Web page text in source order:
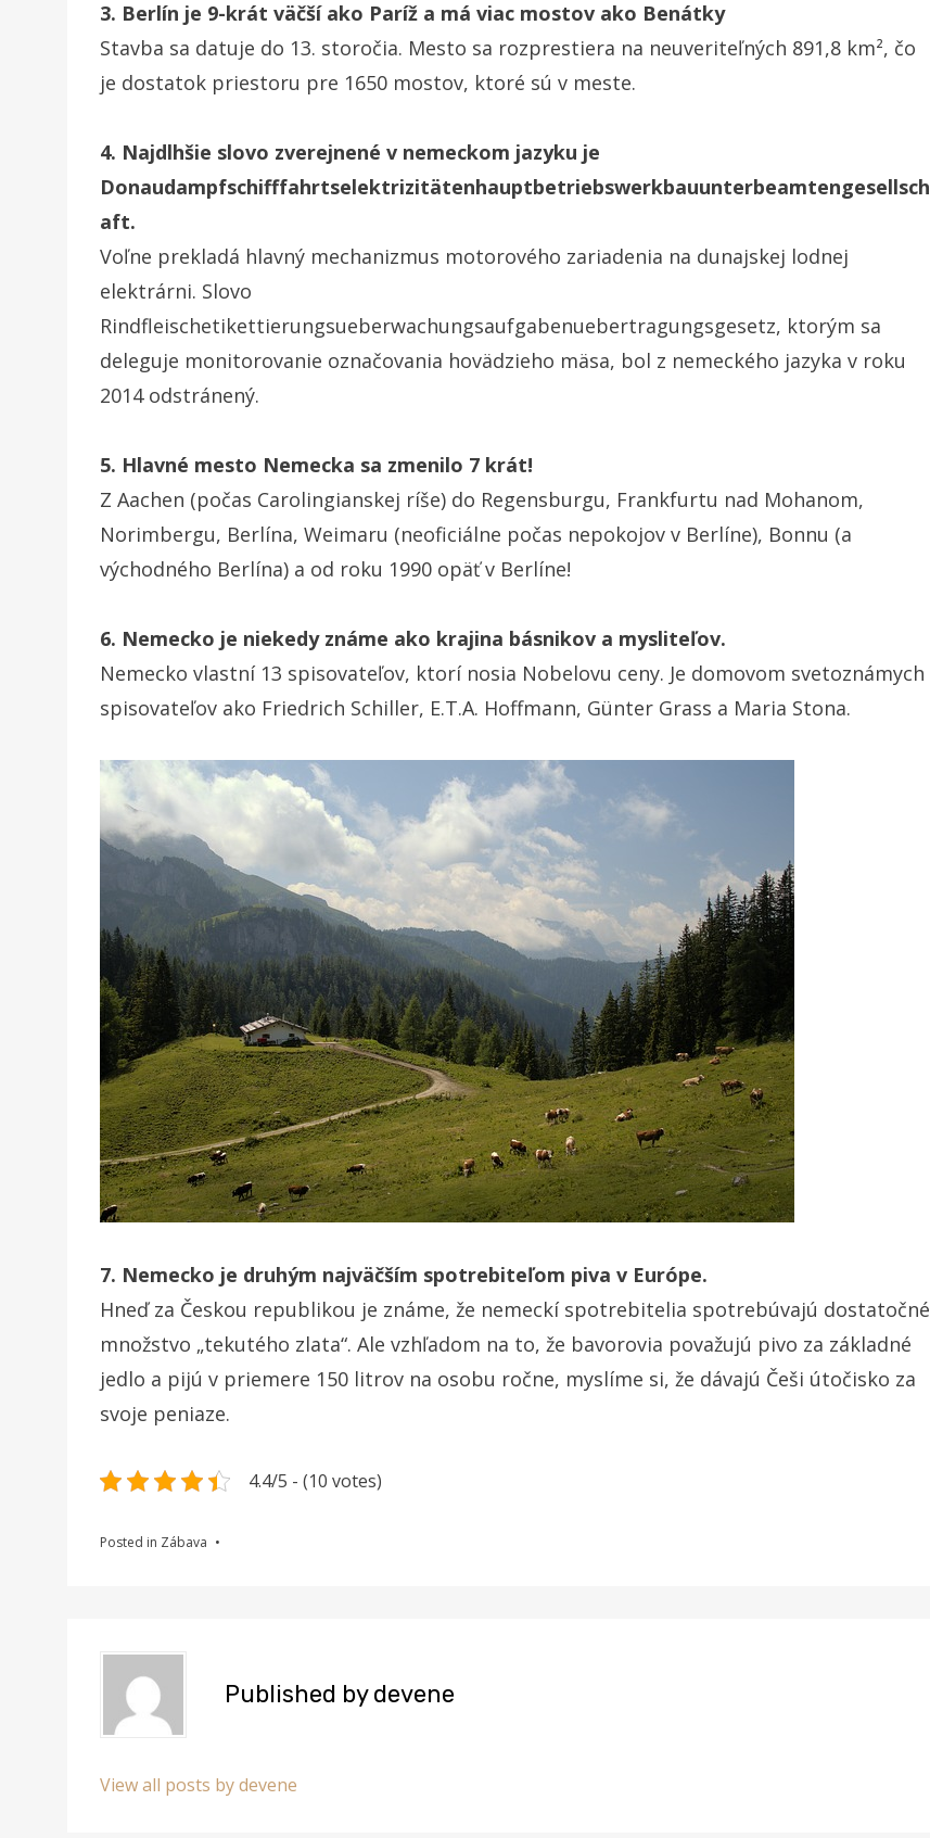
3. Berlín je 9-krát väčší ako Paríž a má viac mostov ako Benátky
Stavba sa datuje do 13. storočia. Mesto sa rozprestiera na neuveriteľných 891,8 km², čo
je dostatok priestoru pre 1650 mostov, ktoré sú v meste.
4. Najdlhšie slovo zverejnené v nemeckom jazyku je
Donaudampfschifffahrtselektrizitätenhauptbetriebswerkbauunterbeamtengesellsch
aft.
Voľne prekladá hlavný mechanizmus motorového zariadenia na dunajskej lodnej
elektrárni. Slovo
Rindfleischetikettierungsueberwachungsaufgabenuebertragungsgesetz, ktorým sa
deleguje monitorovanie označovania hovädzieho mäsa, bol z nemeckého jazyka v roku
2014 odstránený.
5. Hlavné mesto Nemecka sa zmenilo 7 krát!
Z Aachen (počas Carolingianskej ríše) do Regensburgu, Frankfurtu nad Mohanom,
Norimbergu, Berlína, Weimaru (neoficiálne počas nepokojov v Berlíne), Bonnu (a
východného Berlína) a od roku 1990 opäť v Berlíne!
6. Nemecko je niekedy známe ako krajina básnikov a mysliteľov.
Nemecko vlastní 13 spisovateľov, ktorí nosia Nobelovu ceny. Je domovom svetoznámych
spisovateľov ako Friedrich Schiller, E.T.A. Hoffmann, Günter Grass a Maria Stona.
7. Nemecko je druhým najväčším spotrebiteľom piva v Európe.
Hneď za Českou republikou je známe, že nemeckí spotrebitelia spotrebúvajú dostatočné
množstvo „tekutého zlata“. Ale vzhľadom na to, že bavorovia považujú pivo za základné
jedlo a pijú v priemere 150 litrov na osobu ročne, myslíme si, že dávajú Češi útočisko za
svoje peniaze.
4.4/5 - (10 votes)
Posted in Zábava
Published bydevene
View all posts by devene